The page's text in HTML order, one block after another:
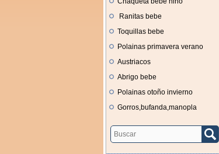
Ranitas bebe
Toquillas bebe
Polainas primavera verano
Austriacos
Abrigo bebe
Polainas otoño invierno
Gorros,bufanda,manopla